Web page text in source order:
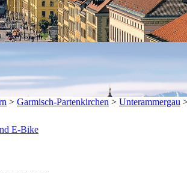
> Garmisch-Partenkirchen > Unterammergau
E-Bike